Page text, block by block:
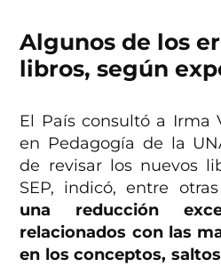
Algunos de los
libros, según
El País consultó a Irma
en Pedagogía de la
de revisar los nuevos
SEP, indicó, entre
una reducción
relacionados con las
en los conceptos,